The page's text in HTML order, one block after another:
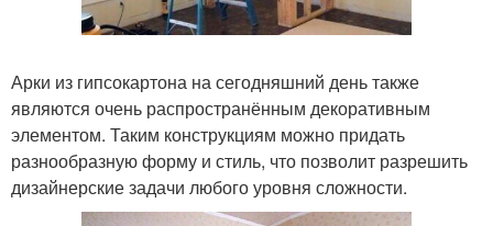
Арки из гипсокартона на сегодняшний день также
являются очень распространённым декоративным
элементом. Таким конструкциям можно придать
разнообразную форму и стиль, что позволит разрешить
дизайнерские задачи любого уровня сложности.